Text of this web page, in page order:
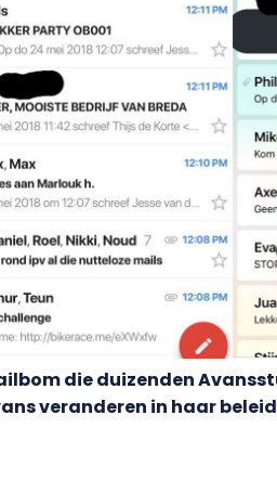
die duizenden
veranderen in haar